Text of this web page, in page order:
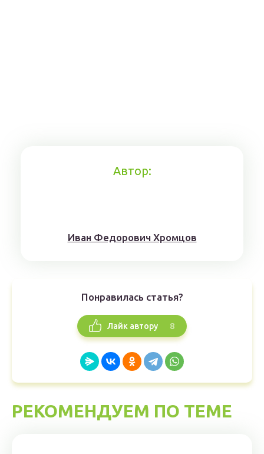
Автор:
Иван Федорович Хромцов
Понравилась статья?
Лайк автору 8
РЕКОМЕНДУЕМ ПО ТЕМЕ